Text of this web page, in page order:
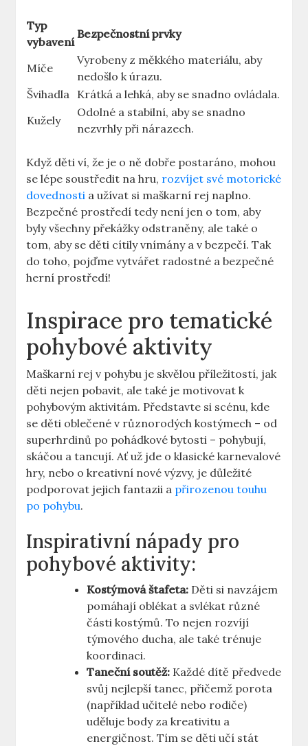
Typ
vybavení
Bezpečnostní prvky
Míče
Vyrobeny z měkkého materiálu, ‌aby
nedošlo k úrazu.
Švihadla Krátká ​a lehká, ​aby se snadno ⁤ovládala.
Kužely
Odolné a stabilní, aby se snadno
nezvrhly při nárazech.
Když děti​ ví, že je o ně dobře postaráno, mohou
se lépe soustředit na⁢ hru, rozvíjet své motorické
dovednosti a‌ užívat si maškarní rej naplno.
Bezpečné prostředí tedy není jen⁤ o tom, aby
byly všechny překážky odstraněny, ale také o
tom, aby se děti cítily vnímány a v bezpečí. Tak
do toho, pojďme vytvářet radostné‍ a bezpečné
herní‌ prostředí!
Inspirace pro ‌tematické⁣
pohybové aktivity
Maškarní rej v pohybu je skvělou příležitostí, jak
děti nejen​ pobavit, ale také je motivovat k
pohybovým aktivitám.​ Představte si scénu, kde
se děti oblečené v různorodých kostýmech – od
superhrdinů po pohádkové bytosti – ‍pohybují,
skáčou a ⁢tancují. Ať už jde o klasické karnevalové
hry, nebo o kreativní nové výzvy, je důležité
podporovat jejich fantazii a přirozenou touhu
po pohybu.
Inspirativní ​nápady pro
pohybové aktivity:
Kostýmová ‍štafeta: ‌Děti si navzájem⁢
pomáhají oblékat a ⁤svlékat ‌různé
⁤části kostýmů. To nejen⁤ rozvíjí
týmového ducha, ale také trénuje
koordinaci.
Taneční soutěž: Každé dítě předvede
svůj ‌nejlepší tanec, přičemž porota
(například učitelé nebo rodiče)⁢
uděluje body za kreativitu⁤ a
energičnost. Tím se děti učí⁣ stát